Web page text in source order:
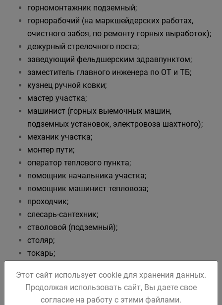
горномонтажник подземный;
горнорабочий (на маркшейдерских работах,
очистного забоя, по ремонту горных выработок);
дежурный стрелочного поста;
заведующий фельдшерским здравпунктом;
заместитель главного инженера по ОТ и ТБ;
кузнец ручной ковки;
мастер участка;
машинист (горных выемочных машин,
подземных установок, электровоза шахтного);
механик участка;
монтер пути;
оператор теплового пункта;
помощник начальника участка;
помощник машинист тепловоза;
проходчик;
слесарь-сантехник;
стволовой (подземный);
столяр;
токарь;
электрогазосварщик;
электрослесарь (дежурный, подземный).
Этот сайт использует cookie для хранения данных.
Продолжая использовать сайт, Вы даете свое
согласие на работу с этими файлами.